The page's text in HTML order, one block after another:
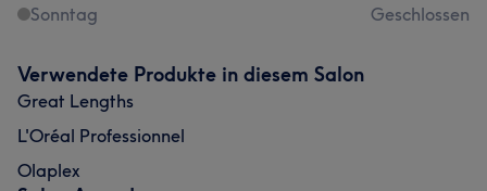
Sonntag
Geschlossen
Verwendete Produkte in diesem Salon
Great Lengths
L'Oréal Professionnel
Olaplex